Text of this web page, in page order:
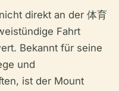
direkt an der 体育
Fahrt
Bekannt für seine
und
ist der Mount